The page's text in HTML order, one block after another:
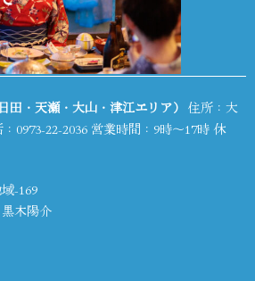
田・天瀬・大山・津江エリア） 住所：大
0973-22-2036 営業時間：9時～17時 休
-169
木陽介